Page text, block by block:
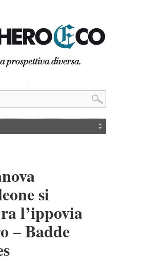
si
l’ippovia
– Badde